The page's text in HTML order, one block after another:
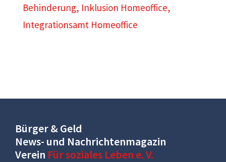
Behinderung, Inklusion Homeoffice,
Integrationsamt Homeoffice
Bürger & Geld
News- und Nachrichtenmagazin
Verein Für soziales Leben e. V.